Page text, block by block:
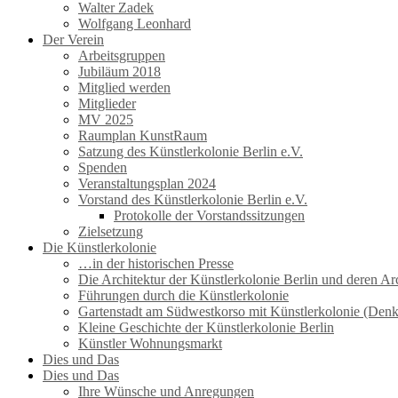
Walter Zadek
Wolfgang Leonhard
Der Verein
Arbeitsgruppen
Jubiläum 2018
Mitglied werden
Mitglieder
MV 2025
Raumplan KunstRaum
Satzung des Künstlerkolonie Berlin e.V.
Spenden
Veranstaltungsplan 2024
Vorstand des Künstlerkolonie Berlin e.V.
Protokolle der Vorstandssitzungen
Zielsetzung
Die Künstlerkolonie
…in der historischen Presse
Die Architektur der Künstlerkolonie Berlin und deren
Führungen durch die Künstlerkolonie
Gartenstadt am Südwestkorso mit Künstlerkolonie
Kleine Geschichte der Künstlerkolonie Berlin
Künstler Wohnungsmarkt
Dies und Das
Dies und Das
Ihre Wünsche und Anregungen